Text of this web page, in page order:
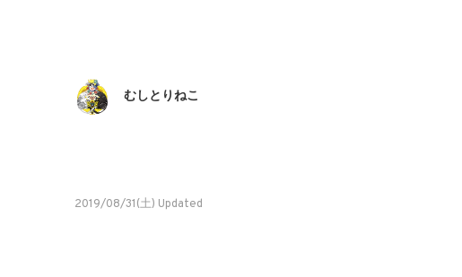
むしとりねこ
2019/08/31(土) Updated